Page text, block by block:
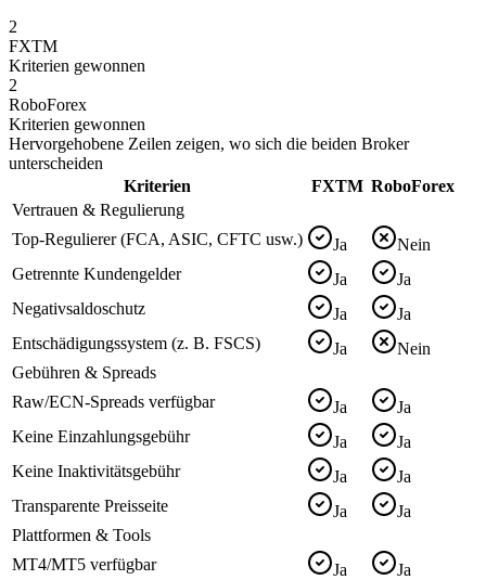
2
FXTM
Kriterien gewonnen
2
RoboForex
Kriterien gewonnen
Hervorgehobene Zeilen zeigen, wo sich die beiden Broker
unterscheiden
Kriterien
FXTM RoboForex
Vertrauen & Regulierung
Top-Regulierer (FCA, ASIC, CFTC usw.)
Ja
Nein
Getrennte Kundengelder
Ja
Ja
Negativsaldoschutz
Ja
Ja
Entschädigungssystem (z. B. FSCS)
Ja
Nein
Gebühren & Spreads
Raw/ECN-Spreads verfügbar
Ja
Ja
Keine Einzahlungsgebühr
Ja
Ja
Keine Inaktivitätsgebühr
Ja
Ja
Transparente Preisseite
Ja
Ja
Plattformen & Tools
MT4/MT5 verfügbar
Ja
Ja